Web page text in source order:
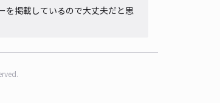
を掲載しているので大丈夫だと思